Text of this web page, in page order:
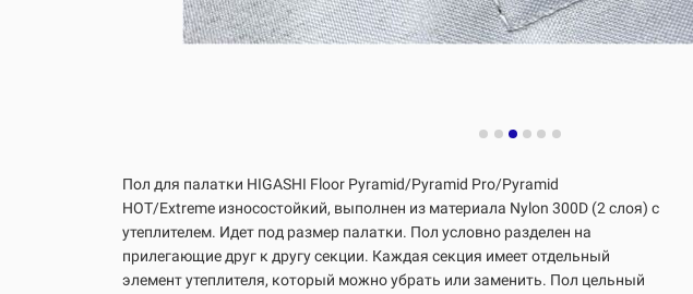
Пол для палатки HIGASHI Floor Pyramid/Pyramid Pro/Pyramid
HOT/Extreme износостойкий, выполнен из материала Nylon 300D (2 слоя) с
утеплителем. Идет под размер палатки. Пол условно разделен на
прилегающие друг к другу секции. Каждая секция имеет отдельный
элемент утеплителя, который можно убрать или заменить. Пол цельный